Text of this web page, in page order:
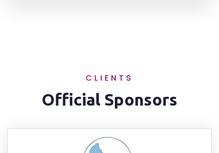
CLIENTS
Official Sponsors